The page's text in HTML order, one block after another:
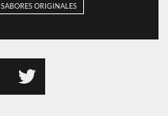
SABORES ORIGINALES